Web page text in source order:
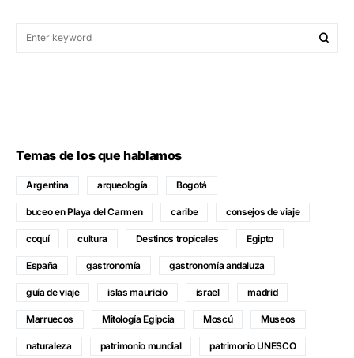
Temas de los que hablamos
Argentina arqueología Bogotá
buceo en Playa del Carmen caribe consejos de viaje
coquí cultura Destinos tropicales Egipto
España gastronomía gastronomía andaluza
guía de viaje islas mauricio israel madrid
Marruecos Mitología Egipcia Moscú Museos
naturaleza patrimonio mundial patrimonio UNESCO